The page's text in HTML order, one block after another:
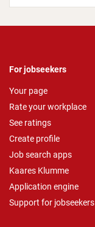
For jobseekers
Your page
Rate your workplace
See ratings
Create profile
Job search apps
Kaares Klumme
Application engine
Support for jobseekers